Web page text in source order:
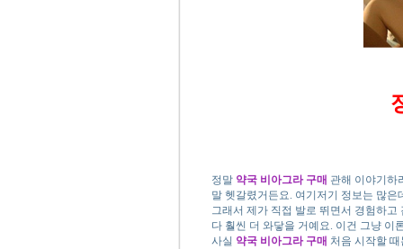
정말 약국 비아그라 구매 관해 이야기하
말 헷갈렸거든요. 여기저기 정보는 많
그래서 제가 직접 발로 뛰면서 경험하고
다 훨씬 더 와닿을 거예요. 이건 그냥 이
사실 약국 비아그라 구매 처음 시작할